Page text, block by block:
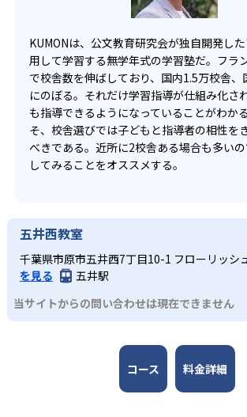
KUMONは、公文教育研究会が独自開発し
用して学習する無学年式の学習塾だ。フラ
で校舎数を伸ばしており、国内1.5万校舎、
にのぼる。それだけ学習指導が仕組み化さ
も指導できるようになっていることがわか
そ、校舎選びでは子どもと指導者の相性を
べきである。近所に2校舎ある場合も多い
してみることをオススメする。
五井西教室
千葉県市原市五井西7丁目10-1 フローリッシ
を見る
五井駅
当サイトからの問い合わせは現在できません
コース 料金詳細